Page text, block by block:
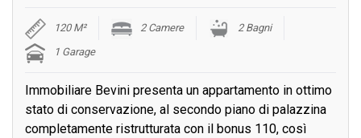
120 M² 2 Camere
2 Bagni
1 Garage
Immobiliare Bevini presenta un appartamento in ottimo
stato di conservazione, al secondo piano di palazzina
completamente ristrutturata con il bonus 110, così